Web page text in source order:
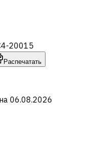
20015
Распечатать
06.08.2026